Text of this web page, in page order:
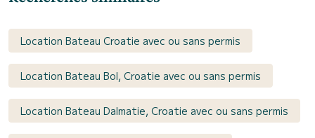
Location Bateau Croatie avec ou sans permis
Location Bateau Bol, Croatie avec ou sans permis
Location Bateau Dalmatie, Croatie avec ou sans permis